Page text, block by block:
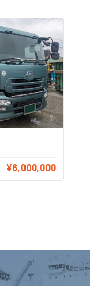
¥6,000,000